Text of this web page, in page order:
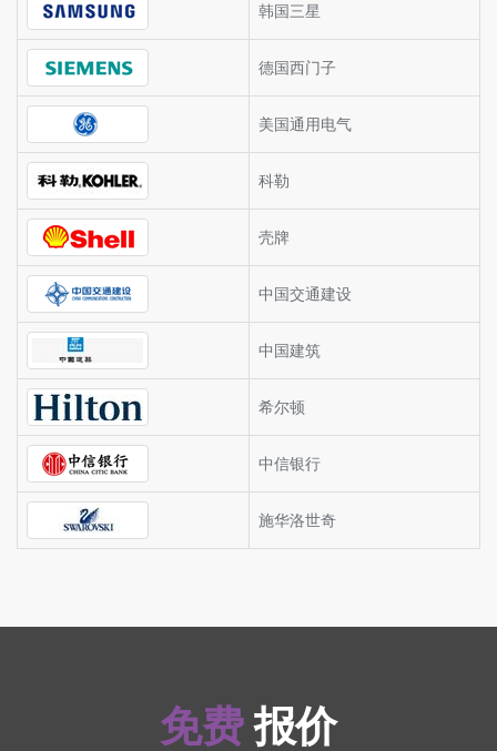
韩国三星
德国西门子
美国通用电气
科勒
壳牌
中国交通建设
中国建筑
希尔顿
中信银行
施华洛世奇
免费报价